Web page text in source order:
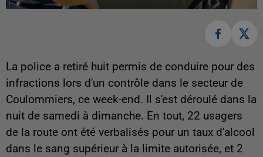
La police a retiré huit permis de conduire pour des
infractions lors d'un contrôle dans le secteur de
Coulommiers, ce week-end. Il s'est déroulé dans la
nuit de samedi à dimanche. En tout, 22 usagers
de la route ont été verbalisés pour un taux d'alcool
dans le sang supérieur à la limite autorisée, et 2